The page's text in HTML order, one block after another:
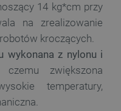
14 kg*cm przy
na zrealizowanie
kroczących.
wykonana z nylonu i
zwiększona
temperatury,